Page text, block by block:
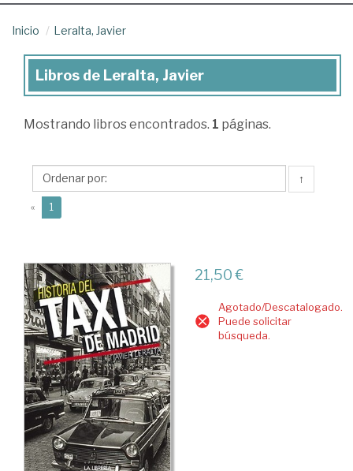
Inicio Leralta, Javier
Libros
Leralta,
Libros de Leralta, Javier
Mostrando libros encontrados. 1 páginas.
↑
« 1
21,50 €
Agotado/Descatalogado.
Puede solicitar
búsqueda.